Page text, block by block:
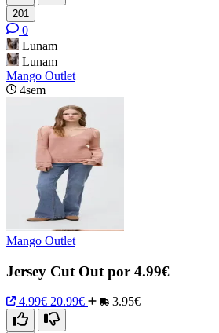
201
0
Lunam
Lunam
Mango Outlet
4sem
Mango Outlet
Jersey Cut Out por 4.99€
4.99€ 20.99€ 3.95€